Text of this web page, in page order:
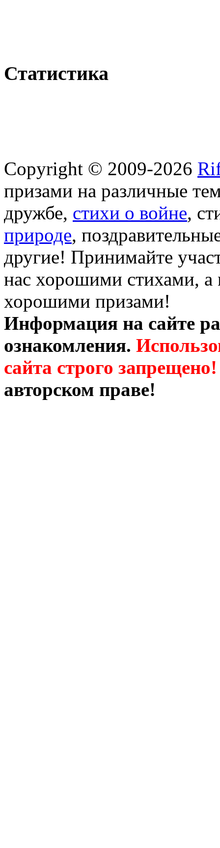
Статистика
Copyright © 2009-2026
призами на различные
дружбе, стихи о войне,
природе,
другие! Принимайте
нас хорошими стихами, а
хорошими призами!
Информация на сайте
ознакомления.
сайта строго запрещено!
авторском праве!